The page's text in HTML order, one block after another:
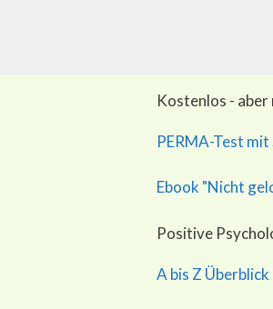
Kostenlos -
PERMA-Test
Ebook "Nicht
Positive
A bis Z Überblick